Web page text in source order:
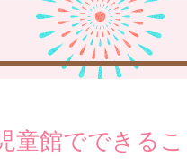
童館でできる